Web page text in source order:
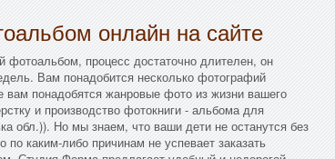
онлайн на сайте
фотоальбом, процесс достаточно длителен, он
Вам понадобится несколько фотографий
вам понадобятся жанровые фото из жизни вашего
и производство фотокниги - альбома для
обл.)). Но мы знаем, что ваши дети не останутся без
каким-либо причинам не успевает заказать